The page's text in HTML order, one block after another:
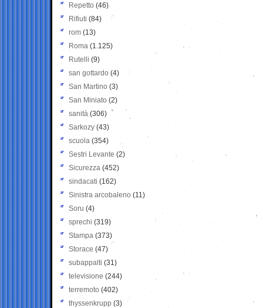
Repetto (46)
Rifiuti (84)
rom (13)
Roma (1.125)
Rutelli (9)
san gottardo (4)
San Martino (3)
San Miniato (2)
sanità (306)
Sarkozy (43)
scuola (354)
Sestri Levante (2)
Sicurezza (452)
sindacati (162)
Sinistra arcobaleno (11)
Soru (4)
sprechi (319)
Stampa (373)
Storace (47)
subappalti (31)
televisione(244)
terremoto (402)
thyssenkrupp (3)